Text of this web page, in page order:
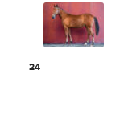
24